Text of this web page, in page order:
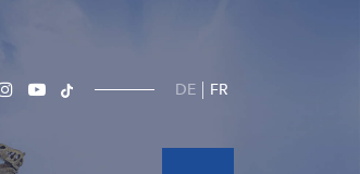
DE FR